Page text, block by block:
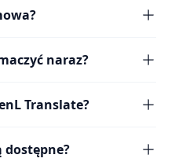
naraz?
Translate?
dostępne?